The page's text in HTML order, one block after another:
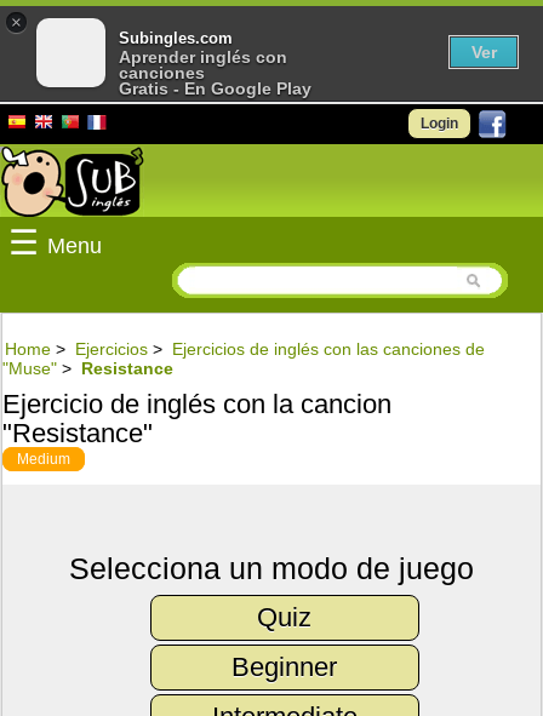
Login
☰ Menu
Home > Ejercicios > Ejercicios de inglés con las canciones de
"Muse" > Resistance
Ejercicio de inglés con la cancion
"Resistance"
Medium
Selecciona un modo de juego
Quiz
Beginner
×
Subingles.com
Aprender inglés con
canciones
Gratis - En Google Play
Ver